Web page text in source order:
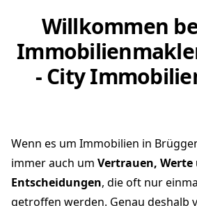
Willkommen
- City
Wenn es um Immobilien in
immer auch um Vertrauen, Werte
Entscheidungen, die oft nur
getroffen werden. Genau deshalb